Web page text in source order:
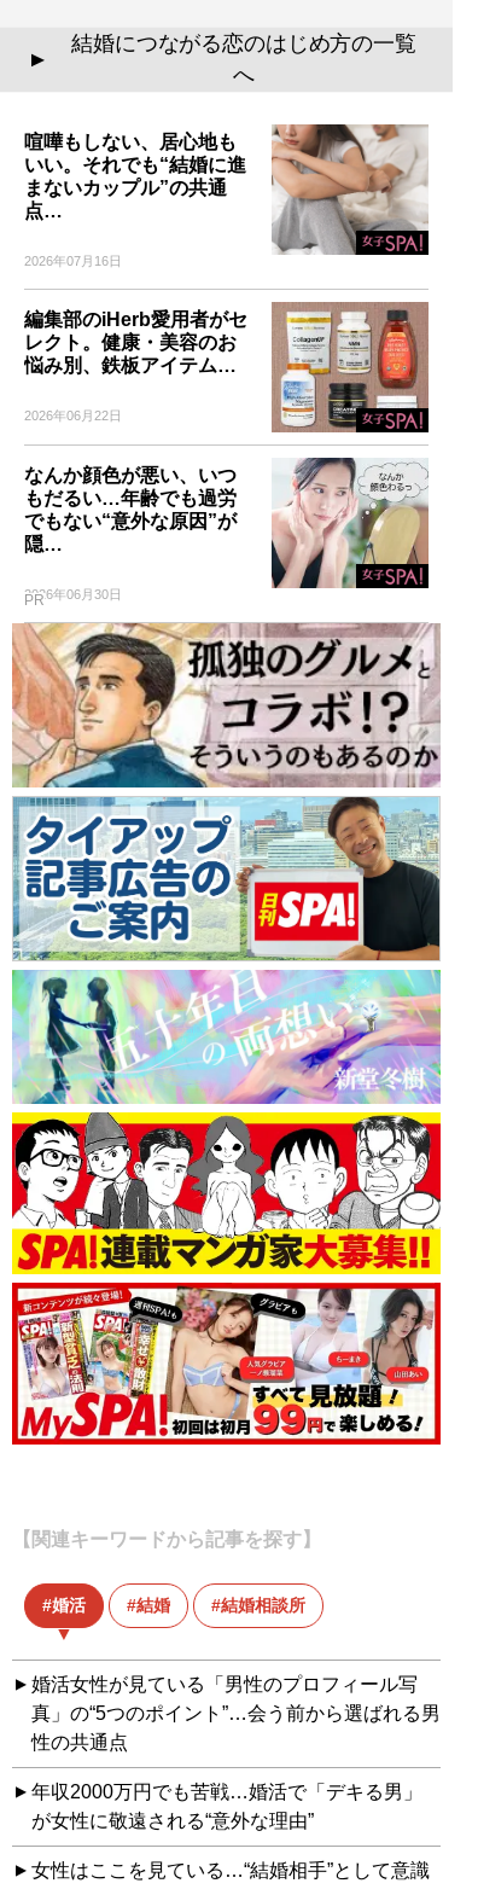
▲
結婚につながる恋のはじめ方の一覧
へ
喧嘩もしない、居心地も
いい。それでも“結婚に進
まないカップル”の共通
点…
2026年07月16日
編集部のiHerb愛用者がセ
レクト。健康・美容のお
悩み別、鉄板アイテム…
2026年06月22日
なんか顔色が悪い、いつ
もだるい…年齢でも過労
でもない“意外な原因”が
隠…
2026年06月30日
PR
【関連キーワードから記事を探す】
婚活 結婚 結婚相談所
婚活女性が見ている「男性のプロフィール写
真」の“5つのポイント”…会う前から選ばれる男
性の共通点
年収2000万円でも苦戦…婚活で「デキる男」
が女性に敬遠される“意外な理由”
女性はここを見ている…“結婚相手”として意識